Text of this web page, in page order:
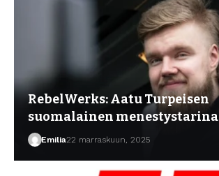
RebelWerks: Aatu Turpeisen
suomalainen menestystarina
Emilia22 marraskuun, 2025